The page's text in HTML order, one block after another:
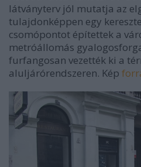
látványterv jól mutatja az
tulajdonképpen egy
csomópontot építettek a
metróállomás
furfangosan vezették ki a
aluljárórendszeren. Kép